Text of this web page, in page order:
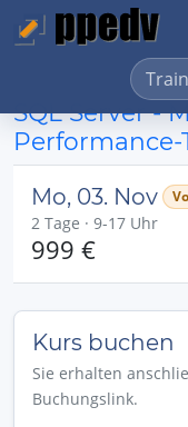
SQL Server -
Mo, 03. Nov
2 Tage · 9-17 Uhr
999 €
Kurs buchen
Sie erhalten
Buchungslink.